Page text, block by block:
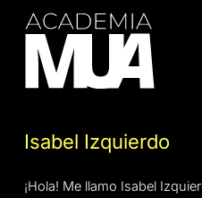
Isabel Izquierdo
¡Hola! Me llamo Isabel